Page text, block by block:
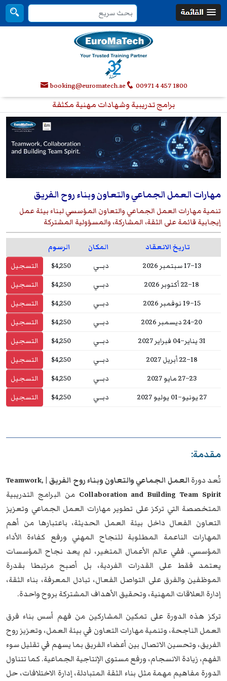
00971 4 457 1800
booking@euromatech.ae
برامج تدريبية وشهادات مهنية مكثفة
مهارات العمل الجماعي والتعاون وبناء روح الفريق
تنمية مهارات العمل الجماعي والتعاون المؤسسي لبناء بيئة عمل
إيجابية قائمة على الثقة، المشاركة، والمسؤولية المشتركة
تاريخ الانعقاد المكان
الرسوم
13–17 سبتمبر 2026
دبــي $4,250
التسجيل
18–22 أكتوبر 2026
دبــي $4,250
التسجيل
15–19 نوفمبر 2026
دبــي $4,250
التسجيل
20–24 ديسمبر 2026
دبــي $4,250
التسجيل
31 يناير–04 فبراير 2027
دبــي $4,250
التسجيل
18–22 أبريل 2027
دبــي $4,250
التسجيل
23–27 مايو 2027
دبــي $4,250
التسجيل
27 يونيو–01 يوليو 2027
دبــي $4,250 التسجيل
مقدمة:
تُعد دورة
العمل الجماعي والتعاون وبناء روح الفريق | Teamwork,
Collaboration and Building Team Spirit من البرامج التدريبية
المتخصصة التي تركز على تطوير مهارات العمل الجماعي وتعزيز
التعاون الفعال داخل بيئة العمل الحديثة، باعتبارها من أهم
المهارات الناعمة المطلوبة للنجاح المهني ورفع كفاءة الأداء
المؤسسي. ففي عالم الأعمال المتغير، لم يعد نجاح المؤسسات
يعتمد فقط على القدرات الفردية، بل أصبح مرتبطا بقدرة
الموظفين والفرق على التواصل الفعال، تبادل المعرفة، بناء الثقة،
إدارة العلاقات المهنية، وتحقيق الأهداف المشتركة بروح واحدة.
تركز هذه الدورة على تمكين المشاركين من فهم أسس بناء فرق
العمل الناجحة، وتنمية مهارات التعاون في بيئة العمل، وتعزيز روح
الفريق، وتحسين الاتصال بين أعضاء الفريق بما يسهم في تقليل سوء
الفهم، زيادة الانسجام، ورفع مستوى الإنتاجية الجماعية. كما تتناول
الدورة مفاهيم مهمة مثل بناء الثقة المتبادلة، إدارة الاختلافات، حل